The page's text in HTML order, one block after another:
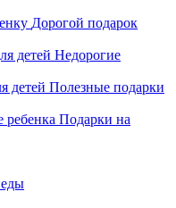
Дорогой подарок
Недорогие
Полезные подарки
Подарки на